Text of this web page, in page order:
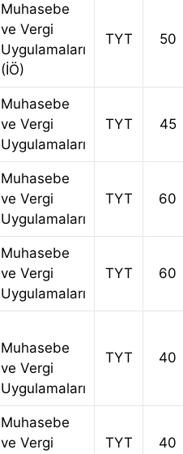
Muhasebe
ve Vergi
Uygulamaları
(İÖ)
TYT 50
Muhasebe
ve Vergi
Uygulamaları
TYT 45
Muhasebe
ve Vergi
Uygulamaları
TYT 60
Muhasebe
ve Vergi
Uygulamaları
TYT 60
Muhasebe
ve Vergi
Uygulamaları
TYT 40
Muhasebe
ve Vergi
TYT 40